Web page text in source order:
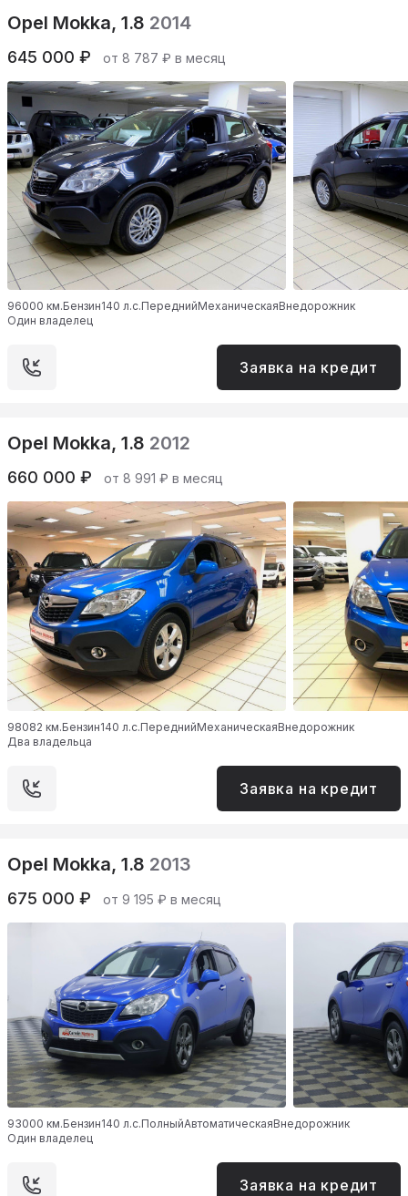
Opel Mokka, 1.8 2014
645 000 ₽ от 8 787 ₽ в месяц
96000 км.Бензин140 л.с.ПереднийМеханическаяВнедорожник
Один владелец
Заявка на кредит
Opel Mokka, 1.8 2012
660 000 ₽ от 8 991 ₽ в месяц
98082 км.Бензин140 л.с.ПереднийМеханическаяВнедорожник
Два владельца
Заявка на кредит
Opel Mokka, 1.8 2013
675 000 ₽ от 9 195 ₽ в месяц
93000 км.Бензин140 л.с.ПолныйАвтоматическаяВнедорожник
Один владелец
Заявка на кредит